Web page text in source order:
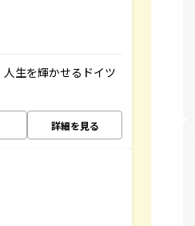
生を輝かせるドイツ
詳細を見る